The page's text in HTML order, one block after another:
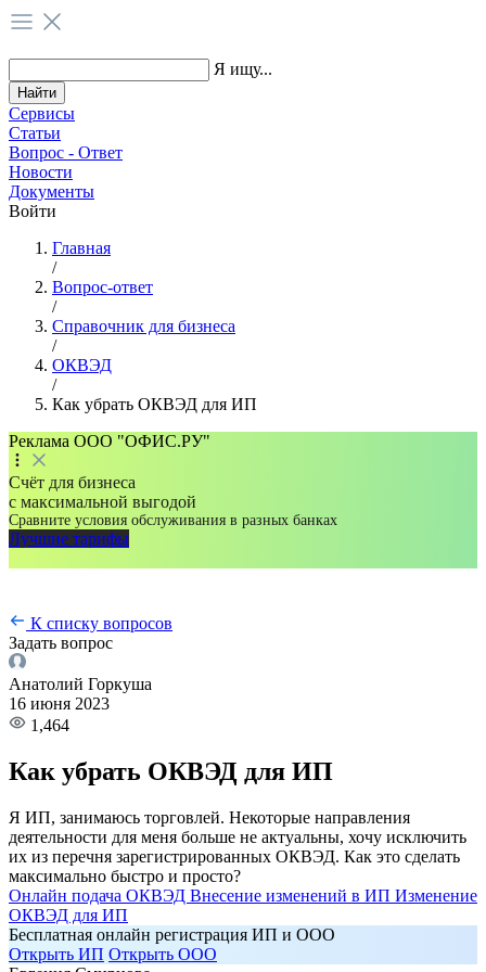
Я ищу...
Сервисы
Статьи
Вопрос - Ответ
Новости
Документы
Войти
Главная
/
Вопрос-ответ
/
Справочник для бизнеса
/
ОКВЭД
/
Как убрать ОКВЭД для ИП
Реклама ООО "ОФИС.РУ"
Счёт для бизнеса
с максимальной выгодой
Сравните условия обслуживания в разных банках
Лучшие тарифы
К списку вопросов
Задать вопрос
Анатолий Горкуша
16 июня 2023
1,464
Как убрать ОКВЭД для ИП
Я ИП, занимаюсь торговлей. Некоторые направления
деятельности для меня больше не актуальны, хочу исключить
их из перечня зарегистрированных ОКВЭД. Как это сделать
максимально быстро и просто?
Онлайн подача ОКВЭД Внесение изменений в ИП Изменение
ОКВЭД для ИП
Бесплатная онлайн регистрация ИП и ООО
Открыть ИП Открыть ООО